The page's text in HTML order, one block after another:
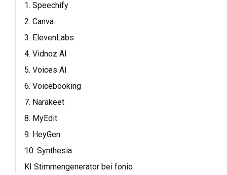
1. Speechify
2. Canva
3. ElevenLabs
4. Vidnoz AI
5. Voices AI
6. Voicebooking
7. Narakeet
8. MyEdit
9. HeyGen
10. Synthesia
KI Stimmengenerator bei fonio